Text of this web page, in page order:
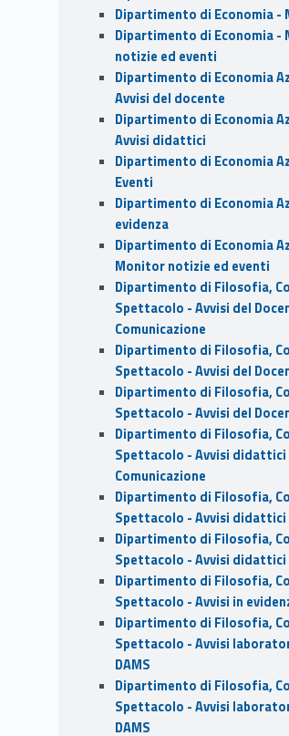
Dipartimento di Economia -
Dipartimento di Economia -
notizie ed eventi
Dipartimento di Economia
Avvisi del docente
Dipartimento di Economia
Avvisi didattici
Dipartimento di Economia
Eventi
Dipartimento di Economia
evidenza
Dipartimento di Economia
Monitor notizie ed eventi
Dipartimento di Filosofia,
Spettacolo - Avvisi del
Comunicazione
Dipartimento di Filosofia,
Spettacolo - Avvisi del
Dipartimento di Filosofia,
Spettacolo - Avvisi del
Dipartimento di Filosofia,
Spettacolo - Avvisi didattici
Comunicazione
Dipartimento di Filosofia,
Spettacolo - Avvisi didattici
Dipartimento di Filosofia,
Spettacolo - Avvisi
Dipartimento di Filosofia,
Spettacolo - Avvisi in
Dipartimento di Filosofia,
Spettacolo - Avvisi
DAMS
Dipartimento di Filosofia,
Spettacolo - Avvisi
DAMS